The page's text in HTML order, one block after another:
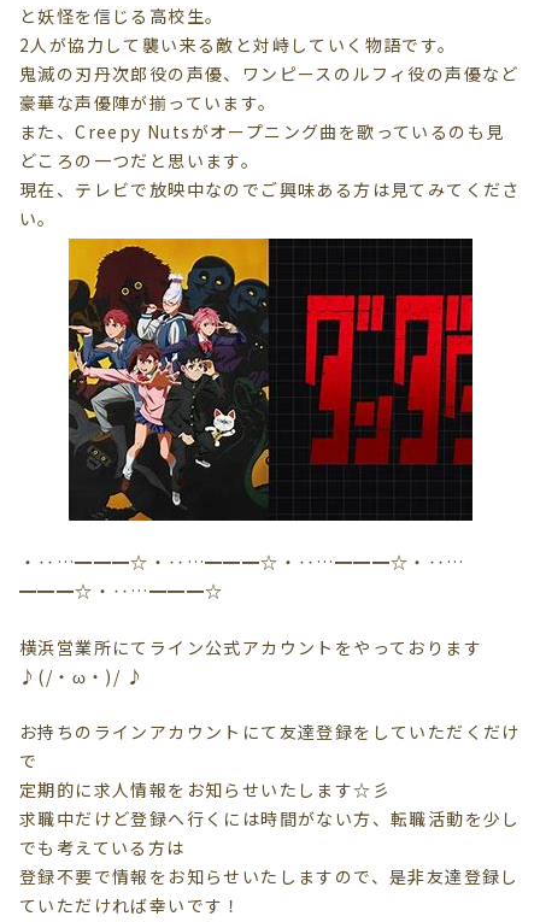
と妖怪を信じる高校生。
2人が協力して襲い来る敵と対峙していく物語です。
鬼滅の刃丹次郎役の声優、ワンピースのルフィ役の声優など
豪華な声優陣が揃っています。
また、Creepy Nutsがオープニング曲を歌っているのも見
どころの一つだと思います。
現在、テレビで放映中なのでご興味ある方は見てみてくださ
い。
・‥…━━━☆・‥…━━━☆・‥…━━━☆・‥…
━━━☆・‥…━━━☆
横浜営業所にてライン公式アカウントをやっております
♪(/・ω・)/ ♪
お持ちのラインアカウントにて友達登録をしていただくだけ
で
定期的に求人情報をお知らせいたします☆彡
求職中だけど登録へ行くには時間がない方、転職活動を少し
でも考えている方は
登録不要で情報を お知らせいたしますので、是非友達登録し
ていただければ幸いです！